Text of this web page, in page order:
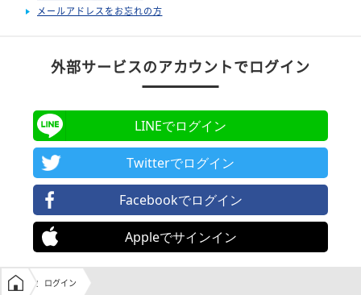
メールアドレスをお忘れの方
外部サービスのアカウントでログイン
LINEでログイン
Twitterでログイン
Facebookでログイン
Appleでサインイン
学生の窓口トップ
ログイン